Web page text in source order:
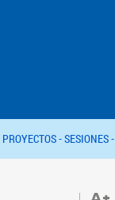
PROYECTOS -SESIONES -